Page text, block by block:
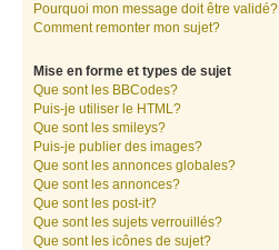
Pourquoi mon message doit être validé?
Comment remonter mon sujet?
Mise en forme et types de sujet
Que sont les BBCodes?
Puis-je utiliser le HTML?
Que sont les smileys?
Puis-je publier des images?
Que sont les annonces globales?
Que sont les annonces?
Que sont les post-it?
Que sont les sujets verrouillés?
Que sont les icônes de sujet?